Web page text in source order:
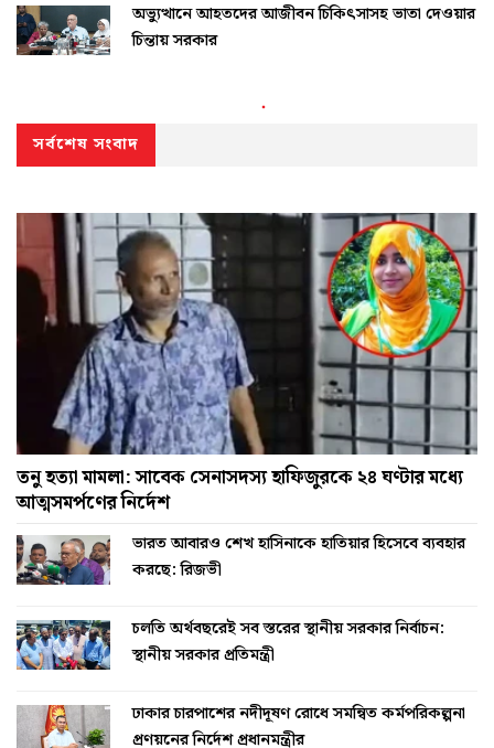
অভ্যুত্থানে আহতদের আজীবন চিকিৎসাসহ ভাতা দেওয়ার
চিন্তায় সরকার
সর্বশেষ সংবাদ
তনু হত্যা মামলা: সাবেক সেনাসদস্য হাফিজুরকে ২৪ ঘণ্টার মধ্যে
আত্মসমর্পণের নির্দেশ
ভারত আবারও শেখ হাসিনাকে হাতিয়ার হিসেবে ব্যবহার
করছে: রিজভী
চলতি অর্থবছরেই সব স্তরের স্থানীয় সরকার নির্বাচন:
স্থানীয় সরকার প্রতিমন্ত্রী
ঢাকার চারপাশের নদীদূষণ রোধে সমন্বিত কর্মপরিকল্পনা
প্রণয়নের নির্দেশ প্রধানমন্ত্রীর